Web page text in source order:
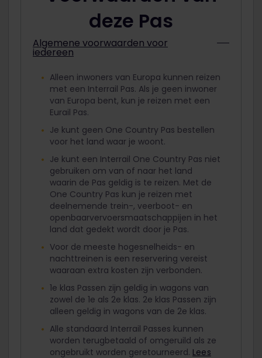
deze Pas
Algemene voorwaarden voor
iedereen
Alleen inwoners van Europa kunnen reizen
met een Interrail Pas. Als je geen inwoner
van Europa bent, kun je reizen met een
Eurail Pas.
Je kunt geen One Country Pas bestellen
voor het land waar je woont.
Je kunt een Interrail One Country Pas niet
gebruiken om van of naar het land
waarin de Pas geldig is te reizen. Met de
One Country Pas kun je reizen met
deelnemende trein-, veerboot- en
openbaarvervoersmaatschappijen in het
land dat gedekt wordt door je Pas.
Voor de meeste hogesnelheids- en
nachttreinen is een reservering vereist
waaraan extra kosten zijn verbonden.
1e klas Passen zijn geldig in wagons van
zowel de 1e als 2e klas. 2e klas Passen zijn
alleen geldig in wagons van de 2e klas.
Alle standaard Interrail Passes kunnen
worden terugbetaald of omgeruild als ze
ongebruikt worden geretourneerd. Lees